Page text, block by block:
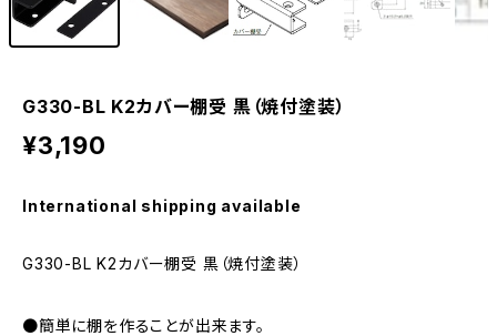
G330-BL K2カバー棚受 黒（焼付塗装）
¥3,190
International shipping available
G330-BL K2カバー棚受 黒（焼付塗装）
●簡単に棚を作ることが出来ます。